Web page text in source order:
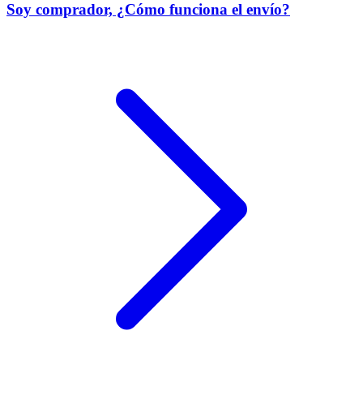
Soy comprador, ¿Cómo funciona el envío?